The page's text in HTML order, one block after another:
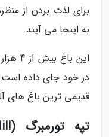
برای لذت بردن از
به اینجا می آیند.
این
در خود جای داده
قدیمی ترین باغ های